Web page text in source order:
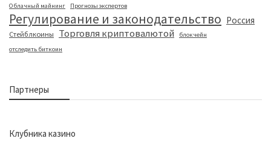
Облачный майнинг Прогнозы экспертов
Регулирование и законодательство Россия
Стейблкоины Торговля криптовалютой
блокчейн
отследить биткоин
Партнеры
Клубника казино